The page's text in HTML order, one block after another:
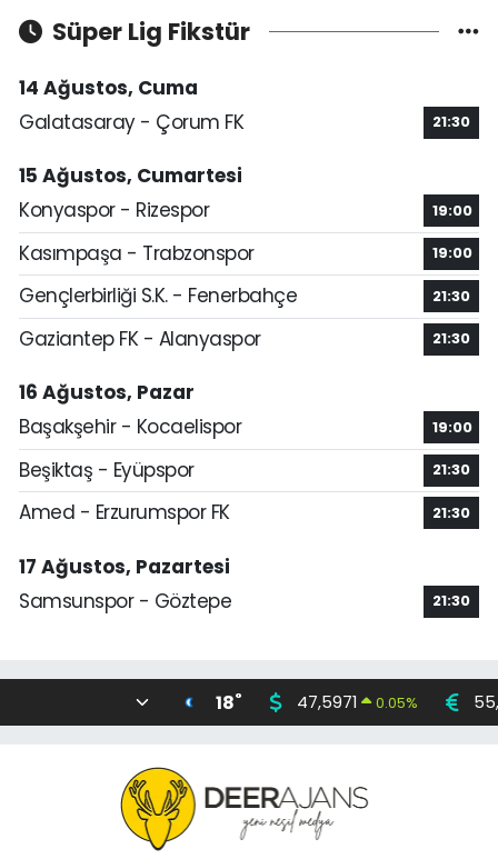
Süper Lig Fikstür
14 Ağustos, Cuma
Galatasaray - Çorum FK
21:30
15 Ağustos, Cumartesi
Konyaspor - Rizespor
19:00
Kasımpaşa - Trabzonspor 19:00
Gençlerbirliği S.K. - Fenerbahçe 21:30
Gaziantep FK - Alanyaspor 21:30
16 Ağustos, Pazar
Başakşehir - Kocaelispor
19:00
Beşiktaş - Eyüpspor 21:30
Amed - Erzurumspor FK 21:30
17 Ağustos, Pazartesi
Samsunspor - Göztepe
21:30
18° 47,5971 0.05%